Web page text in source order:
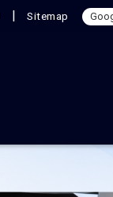
| Sitemap